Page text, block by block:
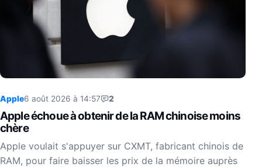
Apple6 août 2026 à 14:57 2
Apple échoue à obtenir de la RAM chinoise moins
chère
Apple voulait s'appuyer sur CXMT, fabricant chinois de
RAM, pour faire baisser les prix de la mémoire auprès